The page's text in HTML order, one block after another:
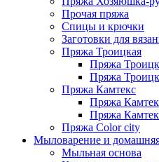
Прочая пряжа
Спицы и крючки
Заготовки для
Пряжа Троицкая
Пряжа
Пряжа
Пряжа Камтекс
Пряжа
Пряжа
Пряжа Color city
Мыловарение и
Мыльная основа